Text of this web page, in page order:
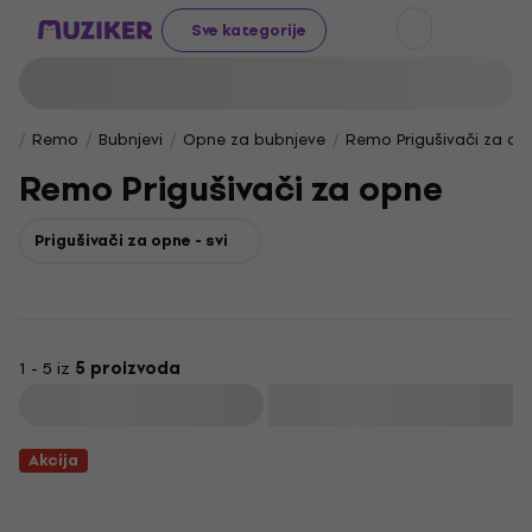
Sve kategorije
Remo Bubnjevi Opne za bubnjeve Remo Prigušivači za
Remo Prigušivači za opne
Prigušivači za opne - svi
1 - 5 iz 5 proizvoda
Akcija